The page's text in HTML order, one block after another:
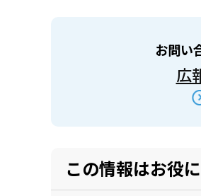
お問い
広
この情報はお役